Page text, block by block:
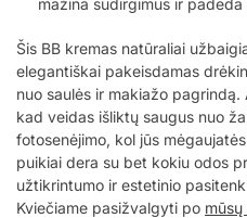
mažina sudirgimus ir
Šis BB kremas natūraliai
elegantiškai pakeisdamas
nuo saulės ir makiažo
kad veidas išliktų saugus nuo
fotosenėjimo, kol jūs
puikiai dera su bet kokiu odos
užtikrintumo ir estetinio
Kviečiame pasižvalgyti po